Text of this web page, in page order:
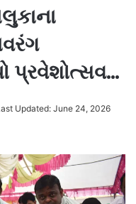
પ્રવેશોત્સવ…
Updated: June 24, 2026